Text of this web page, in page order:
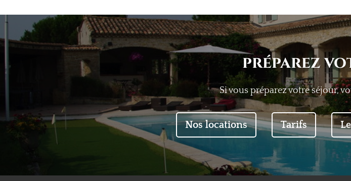
préparez
Si vous préparez votre séjour,
Nos locations Tarifs